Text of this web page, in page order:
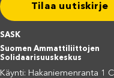
Tilaa uutiskirje
SASK
Suomen Ammattiliittojen
Solidaarisuuskeskus
Käynti: Hakaniemenranta 1